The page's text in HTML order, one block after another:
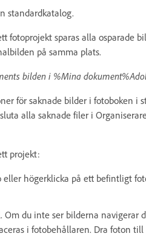
standardkatalog.
fotoprojekt sparas alla osparade
på samma plats.
bilden i %Mina
för saknade bilder i fotoboken i
alla saknade filer i
projekt:
högerklicka på ett befintligt
du inte ser bilderna navigerar
i fotobehållaren. Dra foton